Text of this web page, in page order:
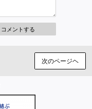
コメントする
次のページヘ